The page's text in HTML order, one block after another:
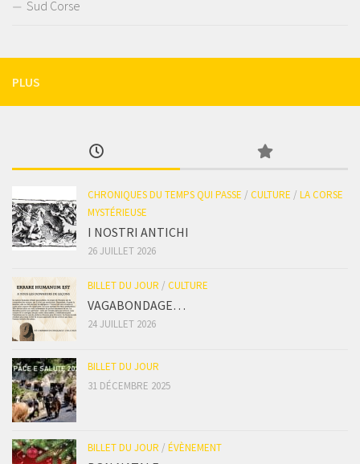
Sud Corse
PLUS
CHRONIQUES DU TEMPS QUI PASSE / CULTURE / LA CORSE
MYSTÉRIEUSE
I NOSTRI ANTICHI
26 JUILLET 2026
BILLET DU JOUR / CULTURE
VAGABONDAGE…
24 JUILLET 2026
BILLET DU JOUR
31 DÉCEMBRE 2025
BILLET DU JOUR / ÉVÈNEMENT